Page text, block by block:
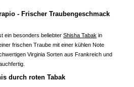
- Frischer Traubengeschmack
ein besonders beliebter Shisha Tabak in
frischen Traube mit einer kühlen Note
Virginia Sorten aus Frankreich und
durch roten Tabak